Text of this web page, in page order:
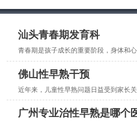
汕头青春期发育科
青春期是孩子成长的重要阶段，身体和
佛山性早熟干预
近年来，儿童性早熟问题日益受到家长
广州专业治性早熟是哪个